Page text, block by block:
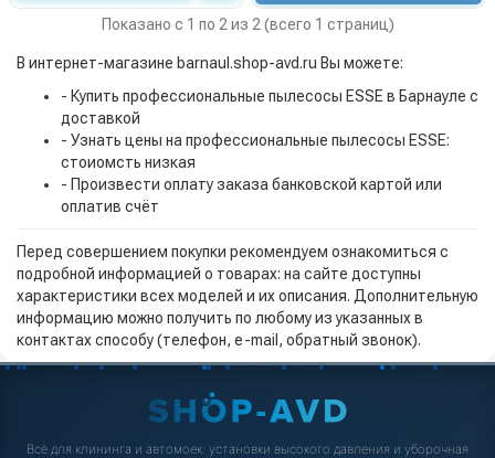
Показано с 1 по 2 из 2 (всего 1 страниц)
В интернет-магазине barnaul.shop-avd.ru Вы можете:
- Купить профессиональные пылесосы ESSE в Барнауле с
доставкой
- Узнать цены на профессиональные пылесосы ESSE:
стоиомсть низкая
- Произвести оплату заказа банковской картой или
оплатив счёт
Перед совершением покупки рекомендуем ознакомиться с
подробной информацией о товарах: на сайте доступны
характеристики всех моделей и их описания. Дополнительную
информацию можно получить по любому из указанных в
контактах способу (телефон, e-mail, обратный звонок).
Всё для клининга и автомоек: установки высокого давления и уборочная